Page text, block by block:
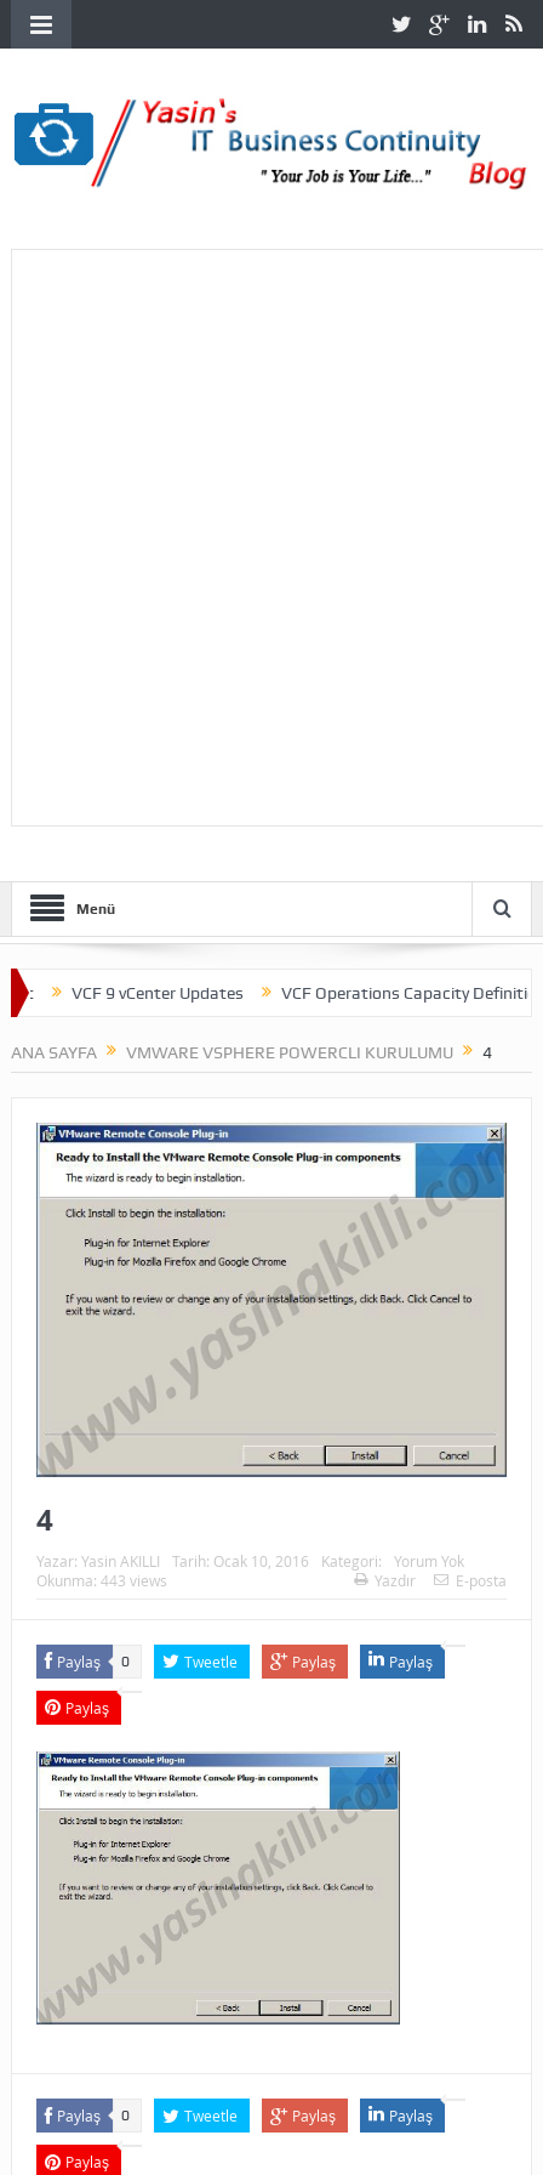
Menü
VCF 9 vCenter Updates VCF Operations Capacity Definitions
ANA SAYFA VMWARE VSPHERE POWERCLI KURULUMU 4
4
Yazar: Yasin AKILLI Tarih: Ocak 10, 2016 Kategori:
Yorum Yok
Okunma: 443 views
Yazdır E-posta
Paylaş 0 Tweetle Paylaş Paylaş
Paylaş
Paylaş 0 Tweetle Paylaş Paylaş
Paylaş